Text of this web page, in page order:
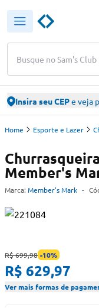
Busque no Sam's Club
Insira seu CEPe veja
Home Esporte e Lazer
Member's
Marca: Member's Mark -
R$ 699,98 -10%
R$ 629,97
Ver mais formas de